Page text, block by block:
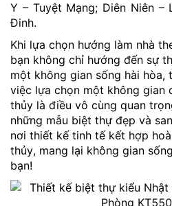
Y – Tuyệt Mạng; Diên Niên –
Đinh.
Khi lựa chọn hướng làm nhà
bạn không chỉ hướng đến sự
một không gian sống hài hòa,
việc lựa chọn một không gian
thủy là điều vô cùng quan
những mẫu biệt thự đẹp và
nơi thiết kế tinh tế kết hợp
thủy, mang lại không gian
bạn!